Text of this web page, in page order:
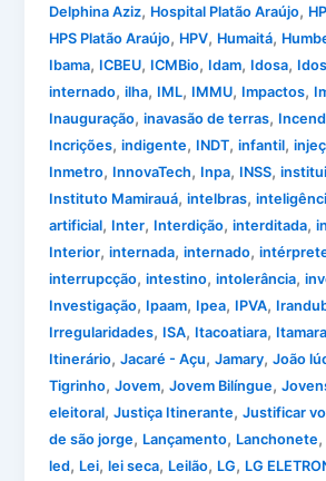
Delphina Aziz, Hospital Platão Araújo,
HPS Platão Araújo, HPV, Humaitá,
Ibama, ICBEU, ICMBio, Idam, Idosa,
internado,ilha, IML, IMMU, Impactos,
Inauguração,inavasão de terras,
Incrições,indigente, INDT,infantil,
Inmetro, InnovaTech, Inpa, INSS,
Instituto Mamirauá,intelbras,
artificial, Inter, Interdição,interditada,
Interior,internada,internado,
interrupcção,intestino,intolerância,
Investigação, Ipaam, Ipea, IPVA,
Irregularidades, ISA, Itacoatiara,
Itinerário,Jacaré - Açu,Jamary,João
Tigrinho,Jovem,Jovem Bilíngue,
eleitoral,Justiça Itinerante,Justificar
de são jorge, Lançamento, Lanchonete,
led, Lei,lei seca, Leilão, LG, LG